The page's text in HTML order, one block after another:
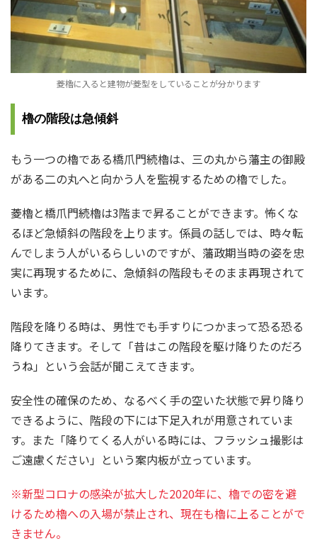
菱櫓に入ると建物が菱型をしていることが分かります
櫓の階段は急傾斜
もう一つの櫓である橋爪門続櫓は、三の丸から藩主の御殿
がある二の丸へと向かう人を監視するための櫓でした。
菱櫓と橋爪門続櫓は3階まで昇ることができます。怖くな
るほど急傾斜の階段を上ります。係員の話しでは、時々転
んでしまう人がいるらしいのですが、藩政期当時の姿を忠
実に再現するために、急傾斜の階段もそのまま再現されて
います。
階段を降りる時は、男性でも手すりにつかまって恐る恐る
降りてきます。そして「昔はこの階段を駆け降りたのだろ
うね」という会話が聞こえてきます。
安全性の確保のため、なるべく手の空いた状態で昇り降り
できるように、階段の下には下足入れが用意されていま
す。また「降りてくる人がいる時には、フラッシュ撮影は
ご遠慮ください」という案内板が立っています。
※新型コロナの感染が拡大した2020年に、櫓での密を避
けるため櫓への入場が禁止され、現在も櫓に上ることがで
きません。